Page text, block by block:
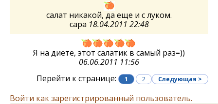
салат никакой, да еще и с луком.
сара 18.04.2011 22:48
Я на диете, этот салатик в самый раз=))
06.06.2011 11:56
Перейти к странице:
1 2 Следующая >
Войти как зарегистрированный пользователь.